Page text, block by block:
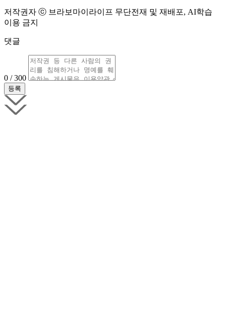
저작권자 ⓒ 브라보마이라이프 무단전재 및 재배포, AI학습
이용 금지
댓글
0 / 300